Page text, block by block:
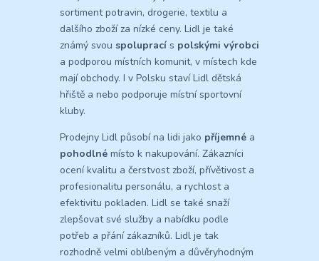
sortiment potravin, drogerie, textilu a
dalšího zboží za nízké ceny. Lidl je také
známý svou spoluprací s polskými výrobci
a podporou místních komunit, v místech kde
mají obchody. I v Polsku staví Lidl dětská
hřiště a nebo podporuje místní sportovní
kluby.
Prodejny Lidl působí na lidi jako příjemné a
pohodlné místo k nakupování. Zákazníci
ocení kvalitu a čerstvost zboží, přívětivost a
profesionalitu personálu, a rychlost a
efektivitu pokladen. Lidl se také snaží
zlepšovat své služby a nabídku podle
potřeb a přání zákazníků. Lidl je tak
rozhodně velmi oblíbeným a důvěryhodným